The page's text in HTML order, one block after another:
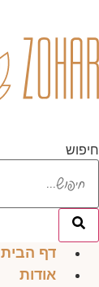
חיפוש
דף הבית
אודות